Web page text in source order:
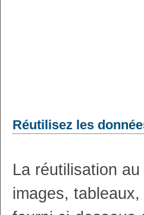
Réutilisez les
La réutilisation
images,